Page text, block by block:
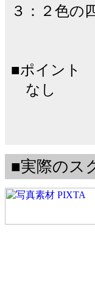
３：２色の
■ポイント
なし
■実際のス